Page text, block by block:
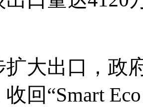
扩大出口，政
回“Smart